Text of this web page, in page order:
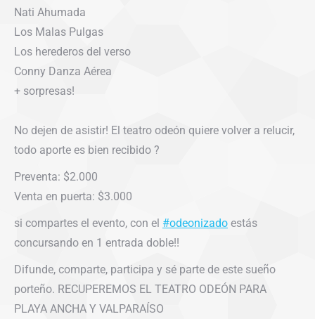
Nati Ahumada
Los Malas Pulgas
Los herederos del verso
Conny Danza Aérea
+ sorpresas!
No dejen de asistir! El teatro odeón quiere volver a relucir,
todo aporte es bien recibido ?
Preventa: $2.000
Venta en puerta: $3.000
si compartes el evento, con el #odeonizado estás
concursando en 1 entrada doble!!
Difunde, comparte, participa y sé parte de este sueño
porteño. RECUPEREMOS EL TEATRO ODEÓN PARA
PLAYA ANCHA Y VALPARAÍSO